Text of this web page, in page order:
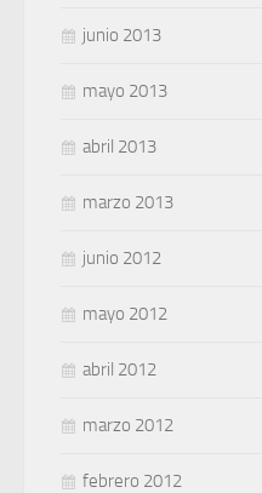
junio 2013
mayo 2013
abril 2013
marzo 2013
junio 2012
mayo 2012
abril 2012
marzo 2012
febrero 2012